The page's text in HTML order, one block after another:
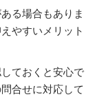
る場合もありま
やすいメリット
ておくと安心で
合せに対応して